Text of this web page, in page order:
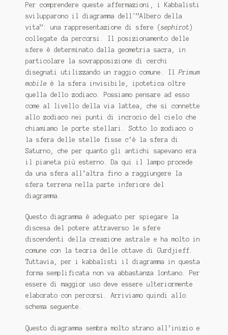
Per comprendere queste affermazioni, i Kabbalisti
svilupparono il diagramma dell'”Albero della
vita”: una rappresentazione di sfere (sephirot )
collegate da percorsi.
Il posizionamento delle
sfere è determinato dalla geometria sacra, in
particolare la sovrapposizione di cerchi
disegnati utilizzando un raggio comune.
Il Primum
mobileè la sfera invisibile, ipotetica oltre
quella dello zodiaco.
Possiamo pensare ad esso
come al livello della via lattea, che si connette
allo zodiaco nei punti di incrocio del cielo che
chiamiamo le porte stellari. Sotto lo zodiaco o
la sfera delle stelle fisse c’è la sfera di
Saturno, che per quanto gli antichi sapevano era
il pianeta più esterno.
Da qui il lampo procede
da una sfera all’altra fino a raggiungere la
sfera terrena nella parte inferiore del
diagramma.
Questo diagramma è adeguato per spiegare la
discesa del potere attraverso le sfere
discendenti della creazione astrale e ha molto in
comune con la teoria delle ottave di Gurdjieff.
Tuttavia, per i kabbalisti il ​​diagramma in questa
forma semplificata non va abbastanza lontano.
Per
essere di maggior uso deve essere ulteriormente
elaborato con percorsi. Arriviamo quindi allo
schema seguente.
Questo diagramma sembra molto strano all’inizio e